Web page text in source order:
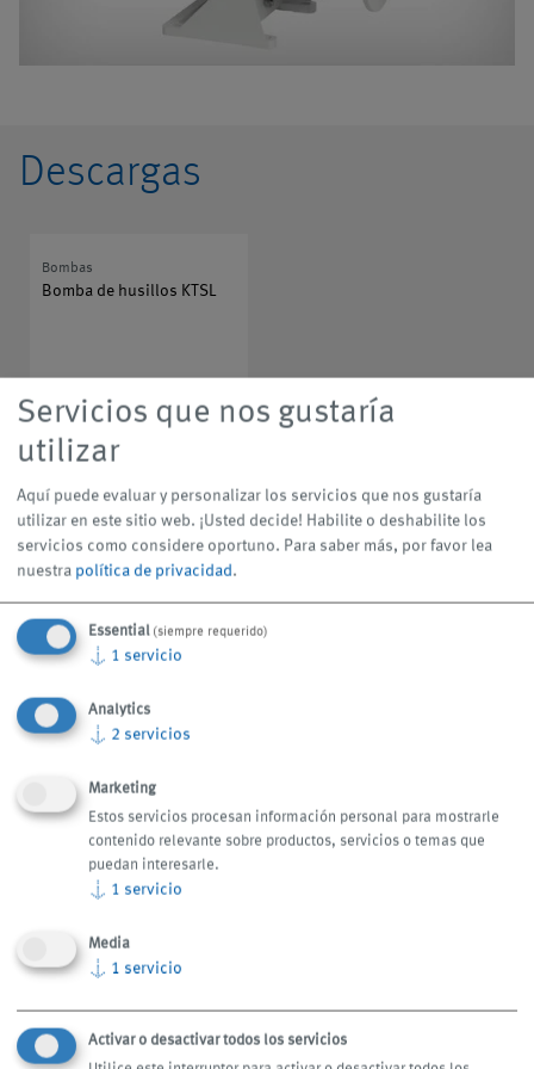
Aplicaciones
tratamiento de
Nuestros
servicios
Descargas
Bombas
Bomba de husillos KTSL
interés:
Servicios que nos gustaría
utilizar
Aquí puede evaluar y personalizar los servicios que nos gustaría
utilizar en este sitio web. ¡Usted decide! Habilite o deshabilite los
servicios como considere oportuno. Para saber más, por favor lea
nuestra política de privacidad.
Essential (siempre requerido)
↓ 1 servicio
Analytics
↓ 2 servicios
Marketing
Estos servicios procesan información personal para mostrarle
contenido relevante sobre productos, servicios o temas que
puedan interesarle.
↓ 1 servicio
Media
↓ 1 servicio
Activar o desactivar todos los servicios